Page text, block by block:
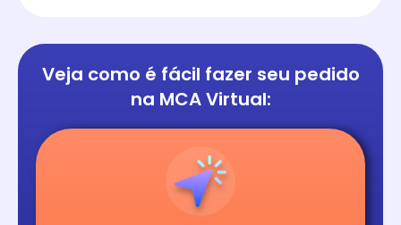
Veja como é fácil fazer seu pedido
na MCA Virtual: